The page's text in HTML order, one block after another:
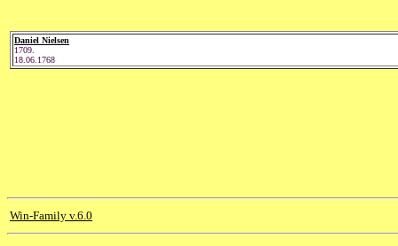
Daniel Nielsen
1709.
18.06.1768
Win-Family v.6.0